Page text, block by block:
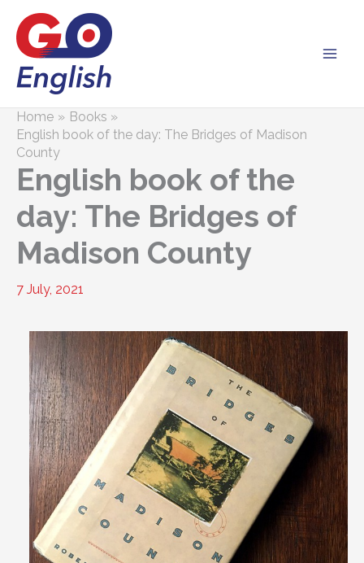
content
Home
Books
English book of the day: The Bridges of Madison
County
English book of the
day: The Bridges of
Madison County
7 July, 2021